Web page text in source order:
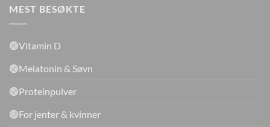
MEST BESØKTE
🟢Vitamin D
🟢Melatonin & Søvn
🟢Proteinpulver
🟢For jenter & kvinner